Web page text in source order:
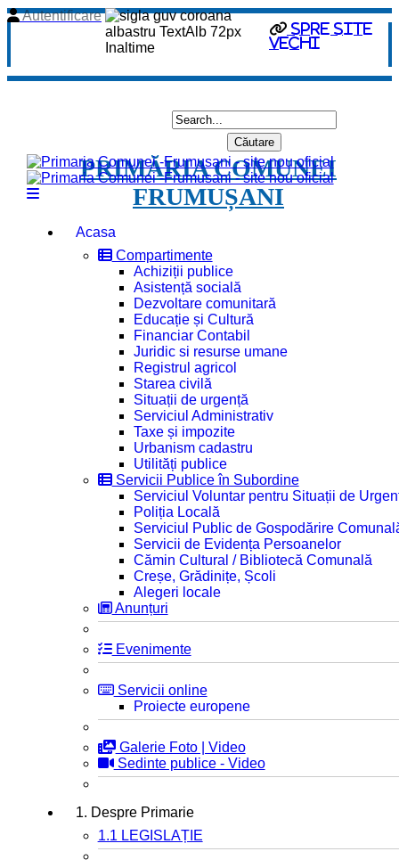
spre site
vechi
Autentificare
PRIMĂRIA COMUNEI
FRUMUȘANI
Acasa
Compartimente
Achiziții publice
Asistență socială
Dezvoltare comunitară
Educație și Cultură
Financiar Contabil
Juridic si resurse umane
Registrul agricol
Starea civilă
Situații de urgență
Serviciul Administrativ
Taxe și impozite
Urbanism cadastru
Utilități publice
Servicii Publice în Subordine
Serviciul Voluntar pentru Situații de
Poliția Locală
Serviciul Public de Gospodărire
Servicii de Evidența Persoanelor
Cămin Cultural / Bibliotecă Comunală
Creșe, Grădinițe, Școli
Alegeri locale
Anunțuri
Evenimente
Servicii online
Proiecte europene
Galerie Foto | Video
Sedinte publice - Video
1. Despre Primarie
1.1 LEGISLAȚIE